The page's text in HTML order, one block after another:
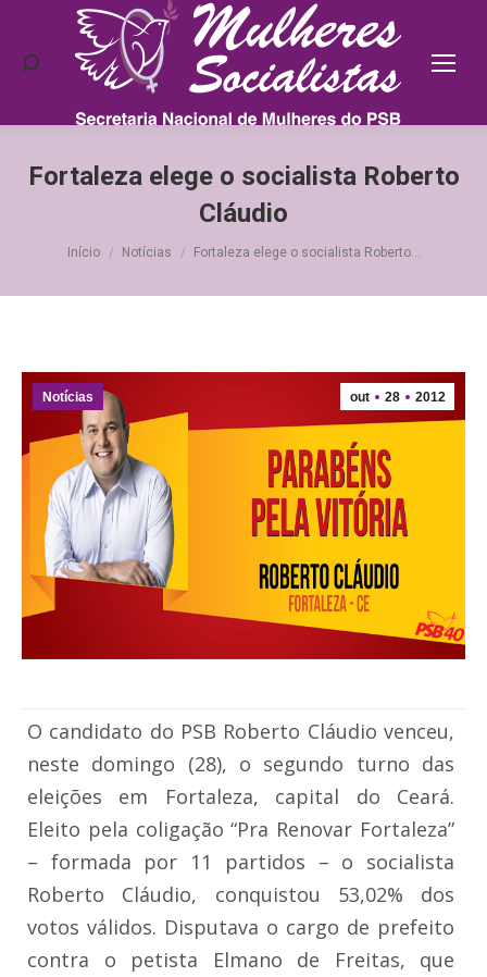
Search:
Fortaleza elege o socialista Roberto
Cláudio
Você está aqui:
Início Notícias Fortaleza elege o socialista Roberto…
out 28 2012
Notícias
O candidato do PSB Roberto Cláudio venceu,
neste domingo (28), o segundo turno das
eleições em Fortaleza, capital do Ceará.
Eleito pela coligação “Pra Renovar Fortaleza”
– formada por 11 partidos – o socialista
Roberto Cláudio, conquistou 53,02% dos
votos válidos. Disputava o cargo de prefeito
contra o petista Elmano de Freitas, que